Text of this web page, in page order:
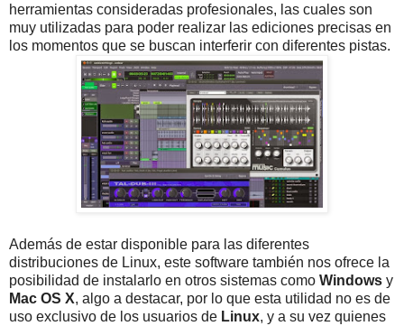
herramientas consideradas profesionales, las cuales son
muy utilizadas para poder realizar las ediciones precisas en
los momentos que se buscan interferir con diferentes pistas.
Además de estar disponible para las diferentes
distribuciones de Linux, este software también nos ofrece la
posibilidad de instalarlo en otros sistemas como Windows y
Mac OS X, algo a destacar, por lo que esta utilidad no es de
uso exclusivo de los usuarios de Linux, y a su vez quienes